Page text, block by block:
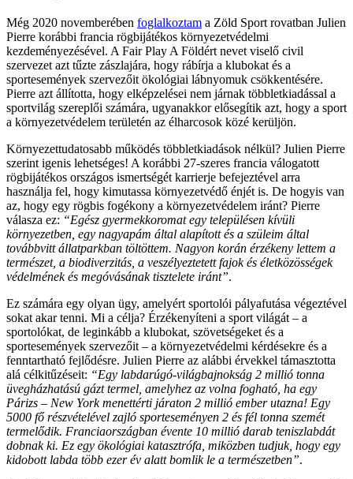
Még 2020 novemberében foglalkoztam a Zöld Sport rovatban Julien
Pierre korábbi francia rögbijátékos környezetvédelmi
kezdeményezésével. A Fair Play A Földért nevet viselő civil
szervezet azt tűzte zászlajára, hogy rábírja a klubokat és a
sportesemények szervezőit ökológiai lábnyomuk csökkentésére.
Pierre azt állította, hogy elképzelései nem járnak többletkiadással a
sportvilág szereplői számára, ugyanakkor elősegítik azt, hogy a sport
a környezetvédelem területén az élharcosok közé kerüljön.
Környezettudatosabb működés többletkiadások nélkül? Julien Pierre
szerint igenis lehetséges! A korábbi 27-szeres francia válogatott
rögbijátékos országos ismertségét karrierje befejeztével arra
használja fel, hogy kimutassa környezetvédő énjét is. De hogyis van
az, hogy egy rögbis fogékony a környezetvédelem iránt? Pierre
válasza ez: “Egész gyermekkoromat egy településen kívüli
környezetben, egy nagyapám által alapított és a szüleim által
továbbvitt állatparkban töltöttem. Nagyon korán érzékeny lettem a
természet, a biodiverzitás, a veszélyeztetett fajok és életközösségek
védelmének és megóvásának tisztelete iránt”.
Ez számára egy olyan ügy, amelyért sportolói pályafutása végeztével
sokat akar tenni. Mi a célja? Érzékenyíteni a sport világát – a
sportolókat, de leginkább a klubokat, szövetségeket és a
sportesemények szervezőit – a környezetvédelmi kérdésekre és a
fenntartható fejlődésre. Julien Pierre az alábbi érvekkel támasztotta
alá célkitűzéseit: “Egy labdarúgó-világbajnokság 2 millió tonna
üvegházhatású gázt termel, amelyhez az volna fogható, ha egy
Párizs – New York menettérti járaton 2 millió ember utazna! Egy
5000 fő részvételével zajló sporteseményen 2 és fél tonna szemét
termelődik. Franciaországban évente 10 millió darab teniszlabdát
dobnak ki. Ez egy ökológiai katasztrófa, miközben tudjuk, hogy egy
kidobott labda több ezer év alatt bomlik le a természetben”.